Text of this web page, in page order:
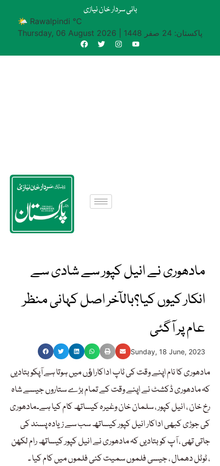
بانی سردار خان نیازی
🌤 Rawalpindi °C
Thursday, 06 August 2026
پاکستان: 24 صفر 1448
مادھوری نے انیل کپور سے شادی سے
انکار کیوں کیا؟بالآخر اصل کہانی منظر
عام پر آگئی
Sunday, 18 June, 2023
مادھوری کا نام اپنے وقت کی ٹاپ اداکاراﺅں میں ہوتا ہے آپکو بتادیں
کہ مادھوری ڈکشٹ نے اپنے وقت کے تمام بڑے ستاروں جیسے شاہ
رخ خان ، انیل کپور ، سلمان خان وغیرہ کیساتھ کام کیا ہے۔مادھوری
کی جوڑی کبھی اداکار انیل کپور کیساتھ سب سے زیادہ پسند کی
جاتی تھی ، آپ کو بتادیں کہ مادھوری نے انیل کپور کیساتھ رام لکھن
، ٹوٹل دھمال ، جیسی فلموں سمیت کئی فلموں میں کام کیا ۔